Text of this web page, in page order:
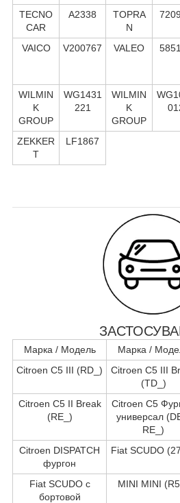
TECNO
CAR
A2338
TOPRA
N
VAICO V200767 VALEO
WILMIN
K
GROUP
WG1431
221
WILMIN
K
GROUP
ZEKKER
T
LF1867
Марка / Модель Марка /
Citroen C5 III (RD_)
Citroen C5 III
(TD_)
Citroen C5 II Break
(RE_)
Citroen C5
универсал
RE_)
Citroen DISPATCH
фургон
Fiat SCUDO
Fiat SCUDO c
бортовой
MINI MINI